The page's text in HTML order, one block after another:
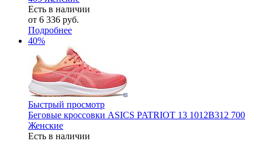
Есть в наличии
от 6 336 руб.
Подробнее
40%
Быстрый просмотр
Беговые кроссовки ASICS PATRIOT 13 1012B312 700
Женские
Есть в наличии